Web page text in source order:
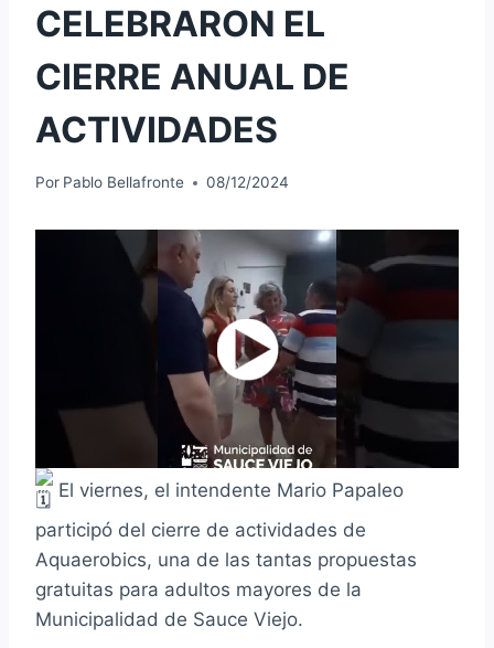
CELEBRARON EL
CIERRE ANUAL DE
ACTIVIDADES
Por Pablo Bellafronte 08/12/2024
El viernes, el intendente Mario Papaleo
participó del cierre de actividades de
Aquaerobics, una de las tantas propuestas
gratuitas para adultos mayores de la
Municipalidad de Sauce Viejo.